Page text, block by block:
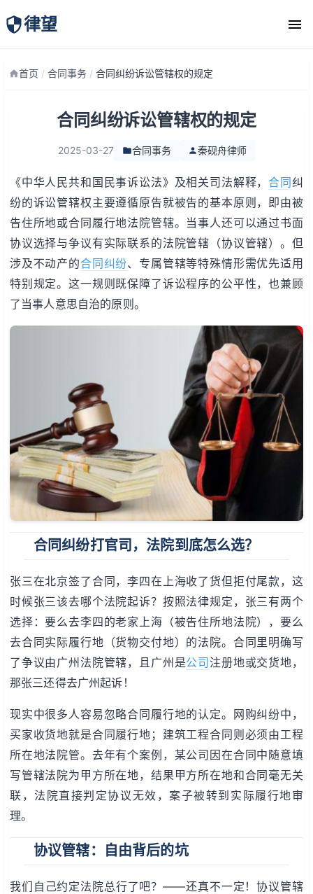
律望
律师团队
首页 / 合同事务 / 合同纠纷诉讼管辖权的规定
合同纠纷诉讼管辖权的规定
2025-03-27 合同事务 秦砚舟律师
《中华人民共和国民事诉讼法》及相关司法解释，合同纠
纷的诉讼管辖权主要遵循原告就被告的基本原则，即由被
告住所地或合同履行地法院管辖。当事人还可以通过书面
协议选择与争议有实际联系的法院管辖（协议管辖）。但
涉及不动产的合同纠纷、专属管辖等特殊情形需优先适用
特别规定。这一规则既保障了诉讼程序的公平性，也兼顾
了当事人意思自治的原则。
合同纠纷打官司，法院到底怎么选？
张三在北京签了合同，李四在上海收了货但拒付尾款，这
时候张三该去哪个法院起诉？按照法律规定，张三有两个
选择：要么去李四的老家上海（被告住所地法院），要么
去合同实际履行地（货物交付地）的法院。合同里明确写
了争议由广州法院管辖，且广州是公司注册地或交货地，
那张三还得去广州起诉！
现实中很多人容易忽略合同履行地的认定。网购纠纷中，
买家收货地就是合同履行地；建筑工程合同则必须由工程
所在地法院管。去年有个案例，某公司因在合同中随意填
写管辖法院为甲方所在地，结果甲方所在地和合同毫无关
联，法院直接判定协议无效，案子被转到实际履行地审
理。
协议管辖：自由背后的坑
我们自己约定法院总行了吧？——还真不一定！协议管辖